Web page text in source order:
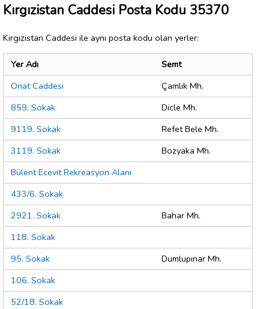
Kırgızistan Caddesi Posta Kodu 35370
Kırgızistan Caddesi ile aynı posta kodu olan yerler:
Yer Adı
Semt
Onat Caddesi
Çamlık Mh.
859. Sokak
Dicle Mh.
9119. Sokak
Refet Bele Mh.
3119. Sokak
Bozyaka Mh.
Bülent Ecevit Rekreasyon Alanı
433/6. Sokak
2921. Sokak
Bahar Mh.
118. Sokak
95. Sokak
Dumlupınar Mh.
106. Sokak
52/18. Sokak